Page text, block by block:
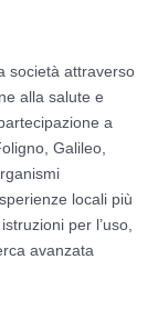
società attraverso
alla salute e
a
Galileo,
locali più
per l’uso,
avanzata